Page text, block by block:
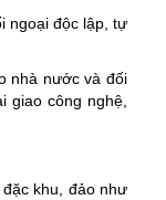
ngoại độc lập, tự
nhà nước và đối
giao công nghệ,
khu, đảo như